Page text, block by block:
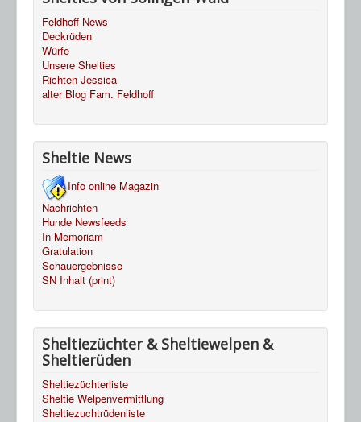
Feldhoff News
Deckrüden
Würfe
Unsere Shelties
Richten Jessica
alter Blog Fam. Feldhoff
Sheltie News
Info online Magazin
Nachrichten
Hunde Newsfeeds
In Memoriam
Gratulation
Schauergebnisse
SN Inhalt (print)
Sheltiezüchter & Sheltiewelpen &
Sheltierüden
Sheltiezüchterliste
Sheltie Welpenvermittlung
Sheltiezuchtrüdenliste